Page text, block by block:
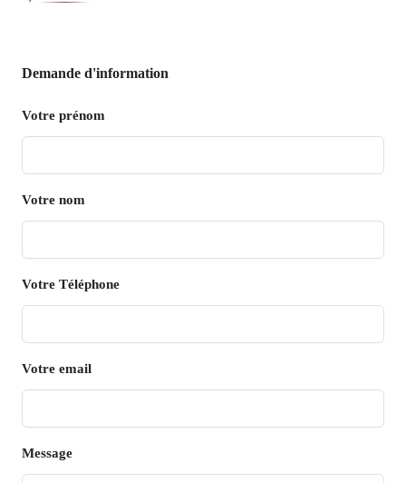
Demande d'information
Votre prénom
Votre nom
Votre Téléphone
Votre email
Message